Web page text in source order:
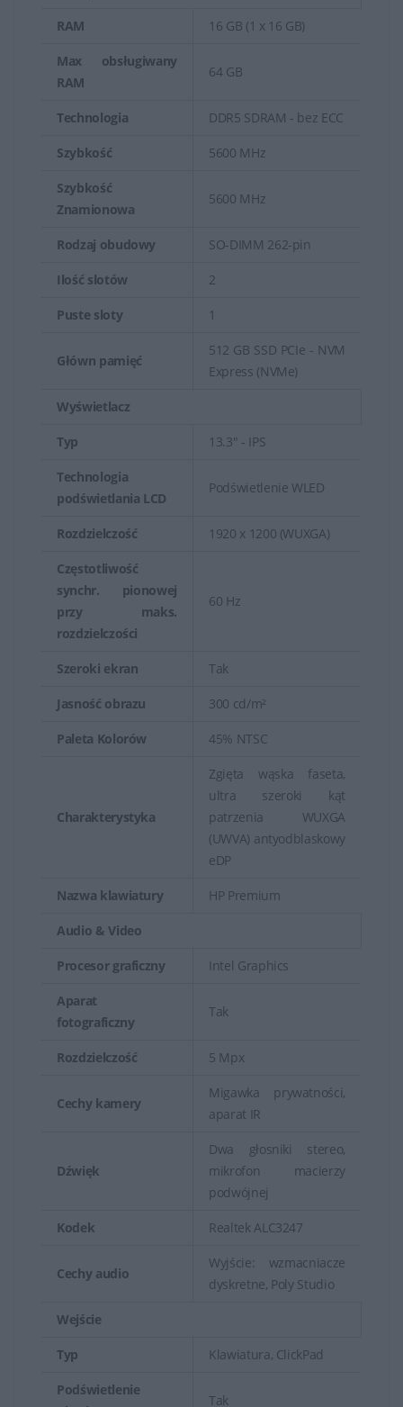
RAM 16 GB (1 x 16 GB)
Max obsługiwany
RAM
64 GB
Technologia DDR5 SDRAM - bez ECC
Szybkość 5600 MHz
Szybkość
Znamionowa
5600 MHz
Rodzaj obudowy SO-DIMM 262-pin
Ilość slotów 2
Puste sloty 1
Główn pamięć
512 GB SSD PCIe - NVM
Express (NVMe)
Wyświetlacz
Typ 13.3" - IPS
Technologia
podświetlania LCD
Podświetlenie WLED
Rozdzielczość 1920 x 1200 (WUXGA)
Częstotliwość
synchr. pionowej
przy maks.
rozdzielczości
60 Hz
Szeroki ekran Tak
Jasność obrazu 300 cd/m²
Paleta Kolorów 45% NTSC
Charakterystyka
Zgięta wąska faseta,
ultra szeroki kąt
patrzenia WUXGA
(UWVA) antyodblaskowy
eDP
Nazwa klawiatury HP Premium
Audio & Video
Procesor graficzny Intel Graphics
Aparat
fotograficzny
Tak
Rozdzielczość 5 Mpx
Cechy kamery
Migawka prywatności,
aparat IR
Dźwięk
Dwa głosniki stereo,
mikrofon macierzy
podwójnej
Kodek Realtek ALC3247
Cechy audio
Wyjście: wzmacniacze
dyskretne, Poly Studio
Wejście
Typ Klawiatura, ClickPad
Podświetlenie
Tak